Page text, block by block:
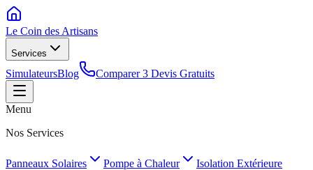
Le Coin des Artisans
Services
SimulateursBlog Comparer 3 Devis Gratuits
Menu
Nos Services
Panneaux Solaires Pompe à Chaleur
Isolation Extérieure